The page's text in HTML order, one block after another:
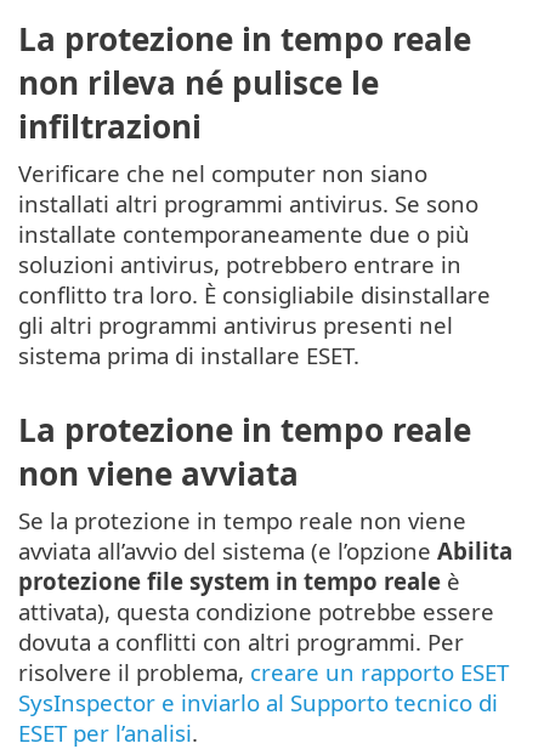
La protezione in tempo reale
non rileva né pulisce le
infiltrazioni
Verificare che nel computer non siano
installati altri programmi antivirus. Se sono
installate contemporaneamente due o più
soluzioni antivirus, potrebbero entrare in
conflitto tra loro. È consigliabile disinstallare
gli altri programmi antivirus presenti nel
sistema prima di installare ESET.
La protezione in tempo reale
non viene avviata
Se la protezione in tempo reale non viene
avviata all’avvio del sistema (e l’opzione Abilita
protezione file system in tempo reale è
attivata), questa condizione potrebbe essere
dovuta a conflitti con altri programmi. Per
risolvere il problema, creare un rapporto ESET
SysInspector e inviarlo al Supporto tecnico di
ESET per l’analisi.